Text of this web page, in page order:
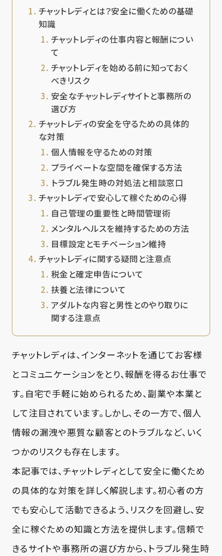
チャットレディとは？安全に働くための基礎
知識
チャットレディの仕事内容と報酬につい
て
チャットレディを始める前に知っておく
べきリスク
安全なチャットレディサイトと事務所の
選び方
チャットレディの安全を守るための具体的
な対策
個人情報を守るための対策
プライベートな空間を確保する方法
トラブル発生時の対処法と相談窓口
チャットレディで安心して稼ぐための心得
自己管理の重要性と時間管理術
メンタルヘルスを維持するための方法
目標設定とモチベーション維持
チャットレディに関する疑問と注意点
税金と確定申告について
扶養と法律について
アダルトな内容と男性とのやり取りに
関する注意点
チャットレディは、インターネットを通じてお客様
とコミュニケーションをとり、報酬を得るお仕事で
す。自宅で手軽に始められるため、副業や本業と
して注目されています。しかし、その一方で、個人
情報の漏洩や悪質な顧客とのトラブルなど、いく
つかのリスクも存在します。
本記事では、チャットレディとして安全に働くため
の具体的な対策を詳しく解説します。初心者の方
でも安心して活動できるよう、リスクを回避し、安
全に稼ぐための知識と方法を提供します。信頼で
きるサイトや事務所の選び方から、トラブル発生時